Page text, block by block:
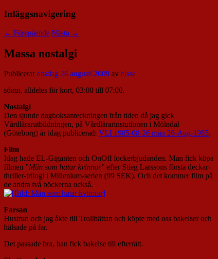
Inläggsnavigering
← Föregående Nästa →
Massa nostalgi
Publiceratonsdag 26 augusti 2009 av nisse
sömn, alldeles för kort, 03:00 till 07:00.
Nostalgi
Den sjunde dagboksanteckningen från tiden då jag gick
Vårdlärarutbildningen, på Vårdlärarinstutionen i Mölndal
(Göteborg) är idag publicerad: VLI 1985-08-26 mån 26-Aug-1985.
Film
Idag hade EL-Giganten och OnOff lockerbjudanden. Man fick köpa
filmen ”Män som hatar kvinnor” efter Stieg Larssons första deckar-
thriller-trilogi i Millenium-serien (99 SEK). Och det kommer film på
de andra två böckerna också.
Farsan
Hustrun och jag åkte till Trollhättan och köpte med oss bakelser och
hälsade på far.
Det passade bra, han fick bakelse till efterrätt.